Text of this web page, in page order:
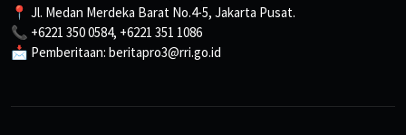
📍 Jl. Medan Merdeka Barat No.4-5, Jakarta Pusat.
📞 +6221 350 0584, +6221 351 1086
📩 Pemberitaan: beritapro3@rri.go.id